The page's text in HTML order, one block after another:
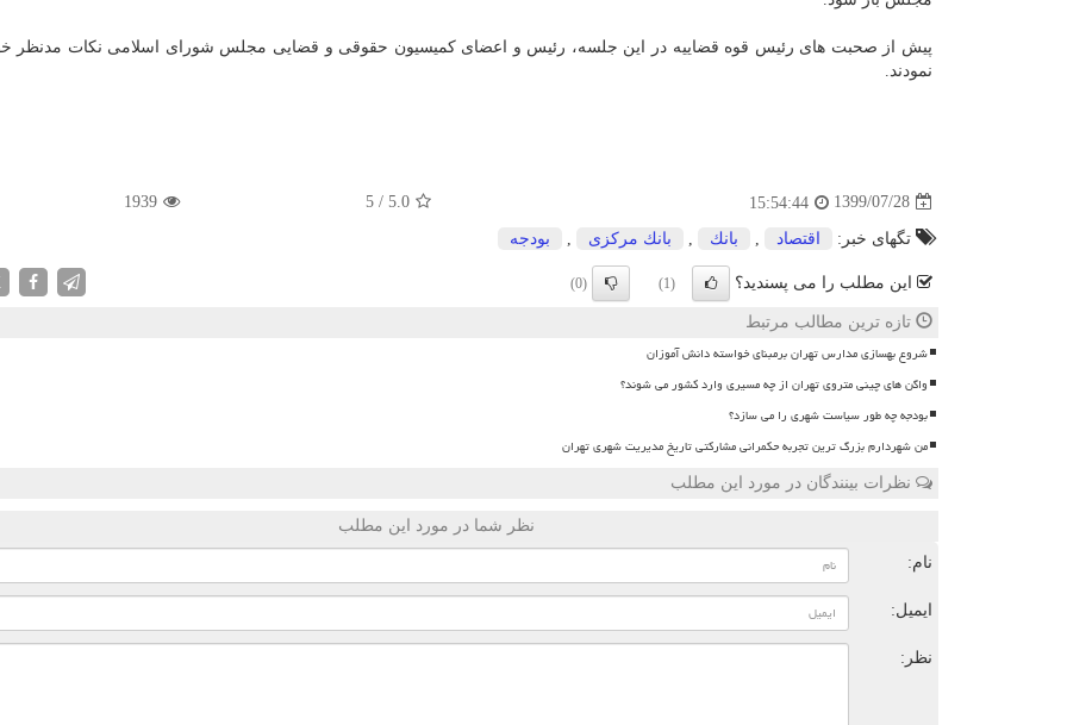
پیش از صحبت های رئیس قوه قضاییه در این جلسه، رئیس و اعضای کمیسیون حقوقی و قضایی مجلس شورای اسلامی نکات مدنظر
نمودند.
1399/07/28
15:54:44
5.0
/
5
1939
تگهای خبر: اقتصاد بانك بانك مركزی بودجه
این مطلب را می پسندید؟ (1)
(0)
تازه ترین مطالب مرتبط
شروع بهسازی مدارس تهران برمبنای خواسته دانش آموزان
واگن های چینی متروی تهران از چه مسیری وارد کشور می شوند؟
بودجه چه طور سیاست شهری را می سازد؟
من شهردارم بزرگ ترین تجربه حکمرانی مشارکتی تاریخ مدیریت شهری تهران
نظرات بینندگان در مورد این مطلب
نظر شما در مورد این مطلب
نام:
ایمیل:
نظر: